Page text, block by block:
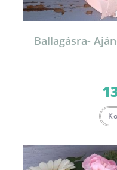
Ballagásra-